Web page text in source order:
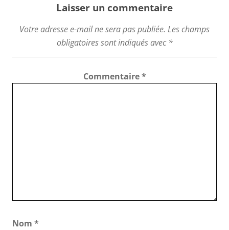
Laisser un commentaire
Votre adresse e-mail ne sera pas publiée. Les champs
obligatoires sont indiqués avec *
Commentaire*
Nom *